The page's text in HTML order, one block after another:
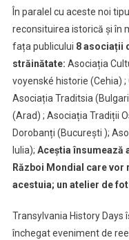
În paralel cu aceste noi
reconsituirea istorică și în
fața publicului 8 asociații
străinătate: Asociația
voyenské historie (Cehia)
Asociația Traditsia
(Arad) ; Asociația Tradiții
Dorobanți (București );
Iulia); Aceștia însumează
Război Mondial care
acestuia; un atelier de
Transylvania History Days
închegat eveniment de